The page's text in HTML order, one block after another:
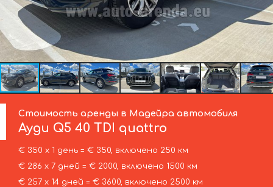
Стоимость аренды в Мадейра автомобиля
Ауди Q5 40 TDI quattro
€ 350 х 1 день = € 350, включено 250 км
€ 286 х 7 дней = € 2000, включено 1500 км
€ 257 х 14 дней = € 3600, включено 2500 км